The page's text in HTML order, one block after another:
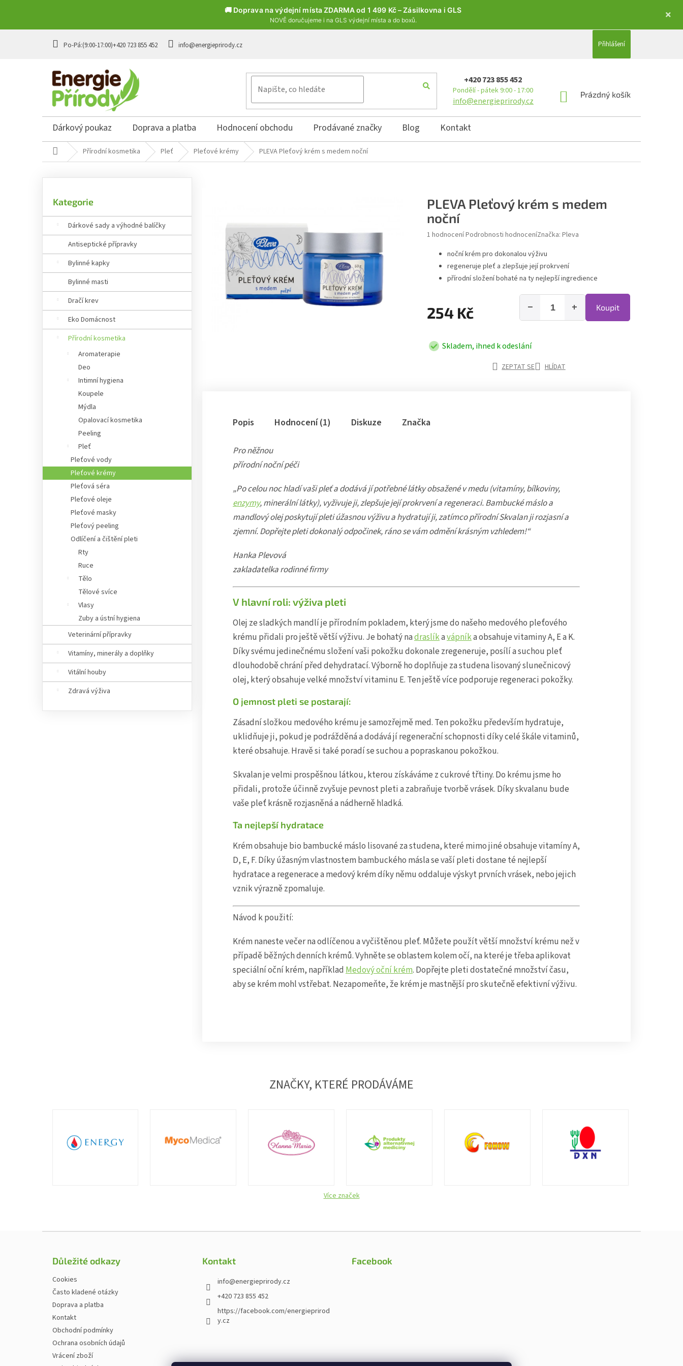
🚚 Doprava na výdejní místa ZDARMA od 1 499 Kč – Zásilkovna i GLS
NOVĚ doručujeme i na GLS výdejní místa a do boxů.
+420 723 855 452 info@energieprirody.cz Přihlášení
+420 723 855 452
Pondělí - pátek 9:00 - 17:00
info@energieprirody.cz
NÁKUPNÍ KOŠÍK
Prázdný košík
Dárkový poukaz Doprava a platba Hodnocení obchodu Prodávané značky Blog Kontakt
Domů Přírodní kosmetika Pleť Pleťové krémy PLEVA Pleťový krém s medem noční
Kategorie
Dárkové sady a výhodné balíčky
Antiseptické přípravky
Bylinné kapky
Bylinné masti
Dračí krev
Eko Domácnost
Přírodní kosmetika
Aromaterapie
Deo
Intimní hygiena
Koupele
Mýdla
Opalovací kosmetika
Peeling
Pleť
Pleťové vody
Pleťové krémy
Pleťová séra
Pleťové oleje
Pleťové masky
Pleťový peeling
Odlíčení a čištění pleti
Rty
Ruce
Tělo
Tělové svíce
Vlasy
Zuby a ústní hygiena
Veterinární přípravky
Vitamíny, minerály a doplňky
Vitální houby
Zdravá výživa
PLEVA Pleťový krém s medem
noční
Průměrné hodnocení produktu je 5,0 z 5 hvězdiček.
1 hodnoceníPodrobnosti hodnoceníZnačka: Pleva
noční krém pro dokonalou výživu
regeneruje pleť a zlepšuje její prokrvení
přírodní složení bohaté na ty nejlepší ingredience
254 Kč +
− Koupit
Skladem, ihned k odeslání
ZEPTAT SE HLÍDAT
Popis Hodnocení (1) Diskuze Značka
Pro něžnou
přírodní noční péči
„Po celou noc hladí vaši pleť a dodává jí potřebné látky obsažené v medu (vitamíny, bílkoviny,
enzymy, minerální látky), vyživuje ji, zlepšuje její prokrvení a regeneraci. Bambucké máslo a
mandlový olej poskytují pleti úžasnou výživu a hydratují ji, zatímco přírodní Skvalan ji rozjasní a
zjemní. Dopřejte pleti dokonalý odpočinek, ráno se vám odmění krásným vzhledem!“
Hanka Plevová
zakladatelka rodinné firmy
V hlavní roli: výživa pleti
Olej ze sladkých mandlí je přírodním pokladem, který jsme do našeho medového pleťového
krému přidali pro ještě větší výživu. Je bohatý nadraslíkavápníka obsahuje vitaminy A, E a K.
Díky svému jedinečnému složení vaši pokožku dokonale zregeneruje, posílí a suchou pleť
dlouhodobě chrání před dehydratací. Výborně ho doplňuje za studena lisovaný slunečnicový
olej, který obsahuje velké množství vitaminu E. Ten ještě více podporuje regeneraci pokožky.
O jemnost pleti se postarají:
Zásadní složkou medového krému je samozřejmě med. Ten pokožku především hydratuje,
uklidňuje ji, pokud je podrážděná a dodává jí regenerační schopnosti díky celé škále vitaminů,
které obsahuje. Hravě si také poradí se suchou a popraskanou pokožkou.
Skvalan je velmi prospěšnou látkou, kterou získáváme z cukrové třtiny. Do krému jsme ho
přidali, protože účinně zvyšuje pevnost pleti a zabraňuje tvorbě vrásek. Díky skvalanu bude
vaše pleť krásně rozjasněná a nádherně hladká.
Ta nejlepší hydratace
Krém obsahuje bio bambucké máslo lisované za studena, které mimo jiné obsahuje vitamíny A,
D, E, F. Díky úžasným vlastnostem bambuckého másla se vaší pleti dostane té nejlepší
hydratace a regenerace a medový krém díky němu oddaluje výskyt prvních vrásek, nebo jejich
vznik výrazně zpomaluje.
Návod k použití:
Krém naneste večer na odlíčenou a vyčištěnou pleť. Můžete použít větší množství krému než v
případě běžných denních krémů. Vyhněte se oblastem kolem očí, na které je třeba aplikovat
speciální oční krém, například Medový oční krém. Dopřejte pleti dostatečné množství času,
aby se krém mohl vstřebat. Nezapomeňte, že krém je mastnější pro skutečně efektivní výživu.
ZNAČKY, KTERÉ PRODÁVÁME
Více značek
Důležité odkazy
Cookies
Často kladené otázky
Doprava a platba
Kontakt
Obchodní podmínky
Ochrana osobních údajů
Vrácení zboží
Kontakt
info@energieprirody.cz
+420 723 855 452
https://facebook.com/energieprirod
y.cz
Facebook